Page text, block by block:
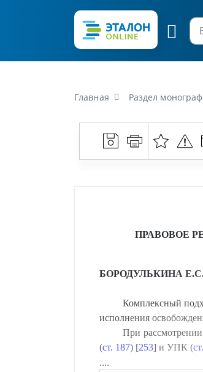
Главная Раздел монографии
ПРАВОВОЕ
БОРОДУЛЬКИНА
Комплексный
исполнения
При
(ст. 187) [253] и УПК (
....